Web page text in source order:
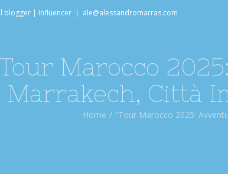
blogger | Influencer | ale@alessandromarras.com
Marocco
Marrakech, Città
Home / “Tour Marocco 2025: